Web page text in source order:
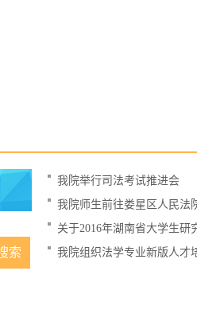
我院举行司法考试推进会
我院师生前往娄星区人民法
关于2016年湖南省大学生
我院组织法学专业新版人才